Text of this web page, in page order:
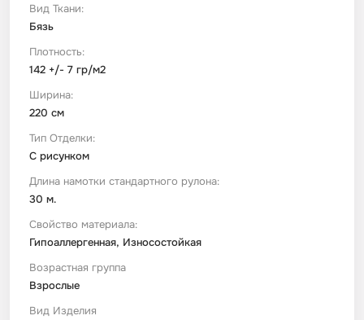
Вид Ткани:
Бязь
Плотность:
142 +/- 7 гр/м2
Ширина:
220 см
Тип Отделки:
С рисунком
Длина намотки стандартного рулона:
30 м.
Свойство материала:
Гипоаллергенная, Износостойкая
Возрастная группа
Взрослые
Вид Изделия